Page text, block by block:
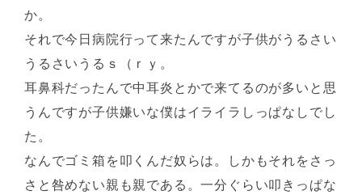
か。
それで今日病院行って来たんですが子供がうるさい
うるさいうるｓ（ｒｙ。
耳鼻科だったんで中耳炎とかで来てるのが多いと思
うんですが子供嫌いな僕はイライラしっぱなしでし
た。
なんでゴミ箱を叩くんだ奴らは。しかもそれをさっ
さと咎めない親も親である。一分ぐらい叩きっぱな